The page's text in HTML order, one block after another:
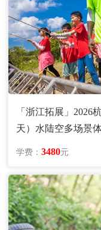
「浙江拓展」2026
天）水陆空多场景
学费：3480元